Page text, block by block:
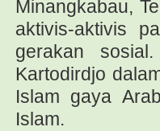
Minangkabau,
aktivis-aktivis
gerakan
Kartodirdjo
Islam gaya
Islam.